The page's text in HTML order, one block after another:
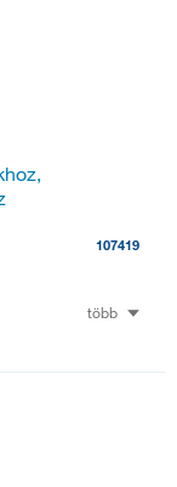
107419
több